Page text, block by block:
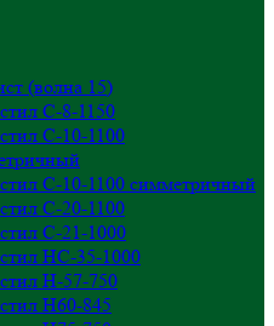
(волна 15)
С-8-1150
С-10-1100
С-10-1100 симметричный
С-20-1100
С-21-1000
НС-35-1000
H-57-750
Н60-845